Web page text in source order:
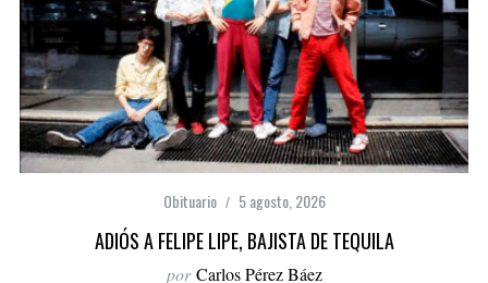
Obituario 5 agosto, 2026
ADIÓS A FELIPE LIPE, BAJISTA DE TEQUILA
por Carlos Pérez Báez